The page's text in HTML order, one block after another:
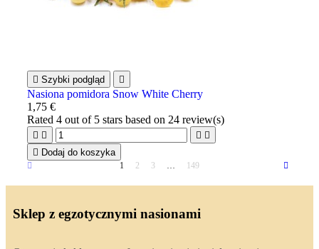
 Szybki podgląd 
Nasiona pomidora Snow White Cherry
1,75 €
Rated4 out of 5 stars based on 24 review(s)
   
 Dodaj do koszyka
1 2 3 … 149
Sklep z egzotycznymi nasionami